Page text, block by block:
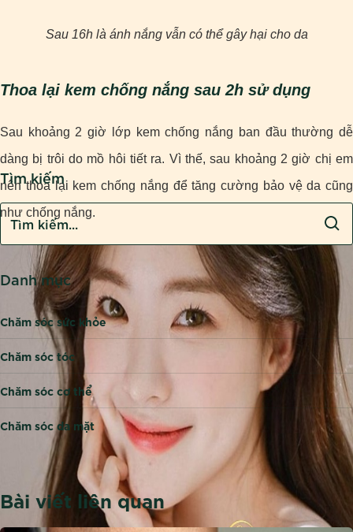
Sau 16h là ánh nắng vẫn có thể gây hại cho da
Thoa lại kem chống nắng sau 2h sử dụng
Sau khoảng 2 giờ lớp kem chống nắng ban đầu thường dễ
dàng bị trôi do mồ hôi tiết ra. Vì thế, sau khoảng 2 giờ chị em
nên thoa lại kem chống nắng để tăng cường bảo vệ da cũng
như chống nắng.
Tìm kiếm
Danh mục
Chăm sóc sức khỏe
Chăm sóc tóc
Chăm sóc cơ thể
Chăm sóc da mặt
Bài viết liên quan